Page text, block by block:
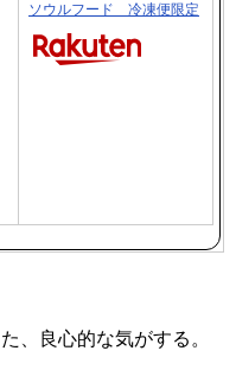
ソウルフード 冷凍便限定
、良心的な気がする。